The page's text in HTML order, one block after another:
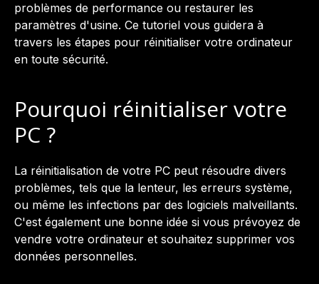
problèmes de performance ou restaurer les
paramètres d'usine. Ce tutoriel vous guidera à
travers les étapes pour réinitialiser votre ordinateur
en toute sécurité.
Pourquoi réinitialiser votre
PC ?
La réinitialisation de votre PC peut résoudre divers
problèmes, tels que la lenteur, les erreurs système,
ou même les infections par des logiciels malveillants.
C'est également une bonne idée si vous prévoyez de
vendre votre ordinateur et souhaitez supprimer vos
données personnelles.